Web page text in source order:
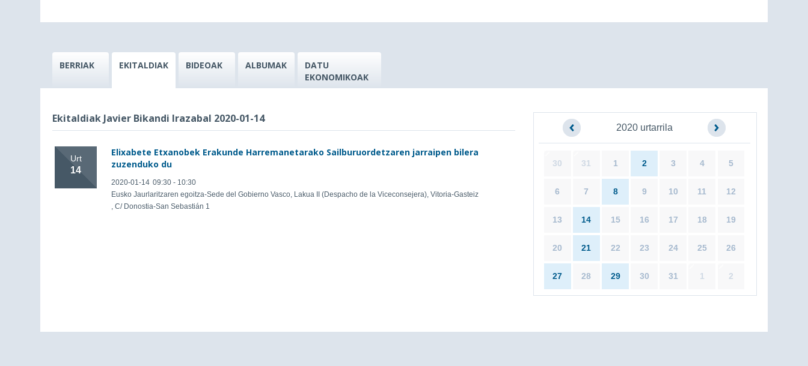
BERRIAK EKITALDIAK BIDEOAK ALBUMAK
DATU
EKONOMIKOAK
Ekitaldiak Javier Bikandi Irazabal 2020-01-14
Urt
14
Elixabete Etxanobek Erakunde Harremanetarako Sailburuordetzaren jarraipen bilera
zuzenduko du
2020-01-14 09:30 - 10:30
Eusko Jaurlaritzaren egoitza-Sede del Gobierno Vasco, Lakua II (Despacho de la Viceconsejera), Vitoria-Gasteiz
, C/ Donostia-San Sebastián 1
2020 urtarrila
30 31 1 2 3 4 5
6 7 8 9 10 11 12
13 14 15 16 17 18 19
20 21 22 23 24 25 26
27 28 29 30 31 1 2